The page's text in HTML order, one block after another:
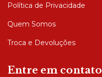
Política de Privacidade
Quem Somos
Troca e Devoluções
Entre em contato